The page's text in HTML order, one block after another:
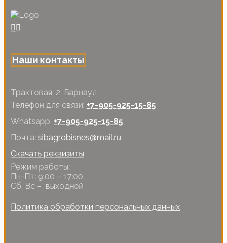
Наши контакты
Трактовая, 2, Барнаул
Телефон для связи: +7-905-925-15-85
Whatsapp: +7-905-925-15-85
Почта: sibagrobisnes@mail.ru
Скачать реквизиты
Режим работы:
Пн-Пт: 9:00 – 17:00
Сб, Вс – выходной
Политика обработки персональных данных